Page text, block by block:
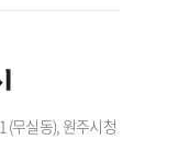
(무실동), 원주시청